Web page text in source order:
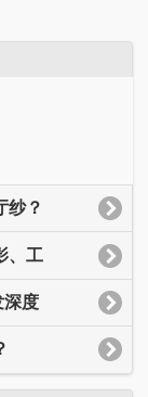
纱？
、工
深度